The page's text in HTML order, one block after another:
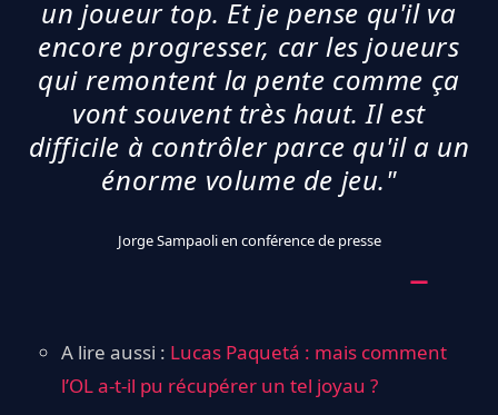
un joueur top. Et je pense qu'il va
encore progresser, car les joueurs
qui remontent la pente comme ça
vont souvent très haut. Il est
difficile à contrôler parce qu'il a un
énorme volume de jeu."
Jorge Sampaoli en conférence de presse
A lire aussi : Lucas Paquetá : mais comment
l’OL a-t-il pu récupérer un tel joyau ?